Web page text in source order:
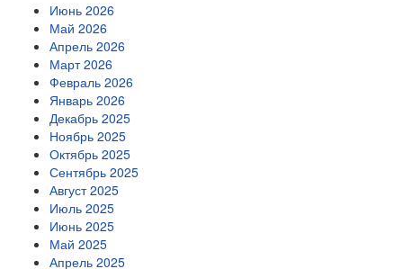
Июнь 2026
Май 2026
Апрель 2026
Март 2026
Февраль 2026
Январь 2026
Декабрь 2025
Ноябрь 2025
Октябрь 2025
Сентябрь 2025
Август 2025
Июль 2025
Июнь 2025
Май 2025
Апрель 2025